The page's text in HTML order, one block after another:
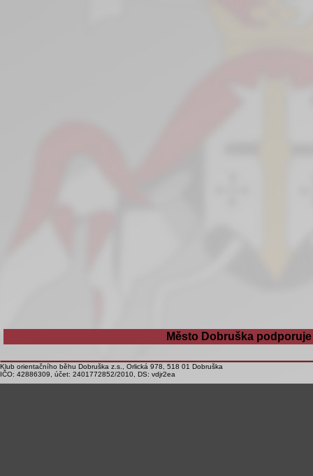
Město Dobruška
Klub orientačního běhu Dobruška z.s., Orlická 978, 518 01 Dobruška
IČO: 42886309, účet: 2401772852/2010, DS: vdjr2ea